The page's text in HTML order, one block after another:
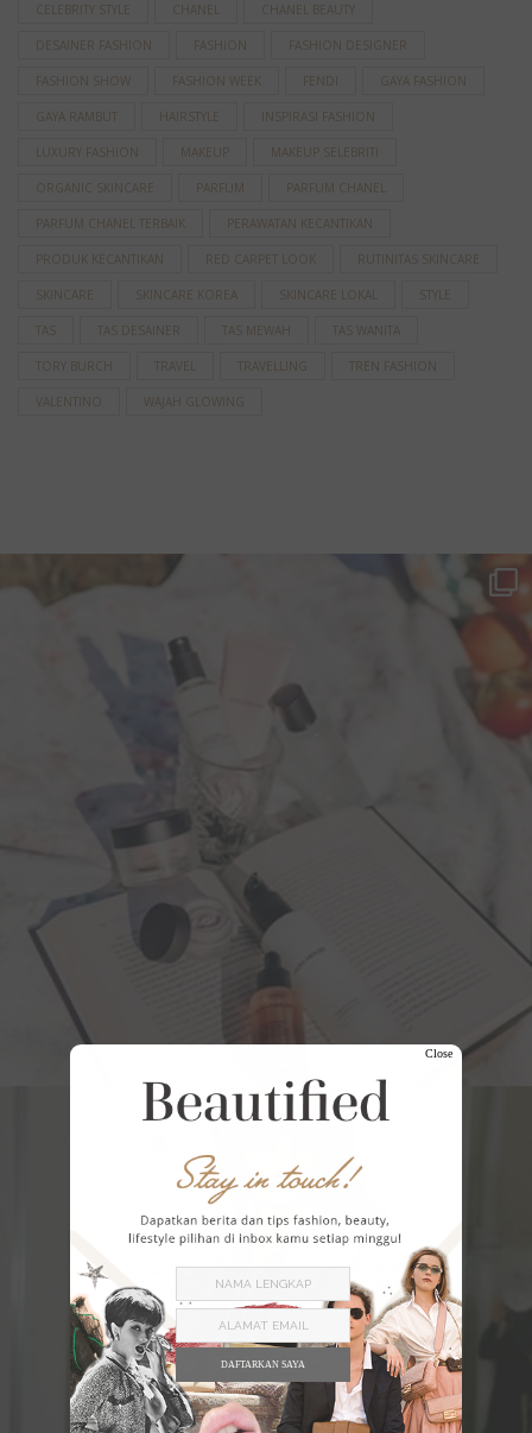
CELEBRITY STYLE CHANEL CHANEL BEAUTY
DESAINER FASHION FASHION FASHION DESIGNER
FASHION SHOW FASHION WEEK FENDI GAYA FASHION
GAYA RAMBUT HAIRSTYLE INSPIRASI FASHION
LUXURY FASHION MAKEUP MAKEUP SELEBRITI
ORGANIC SKINCARE PARFUM PARFUM CHANEL
PARFUM CHANEL TERBAIK PERAWATAN KECANTIKAN
PRODUK KECANTIKAN RED CARPET LOOK RUTINITAS SKINCARE
SKINCARE SKINCARE KOREA SKINCARE LOKAL STYLE
TAS TAS DESAINER TAS MEWAH TAS WANITA
TORY BURCH TRAVEL TRAVELLING TREN FASHION
VALENTINO WAJAH GLOWING
Close
DAFTARKAN SAYA